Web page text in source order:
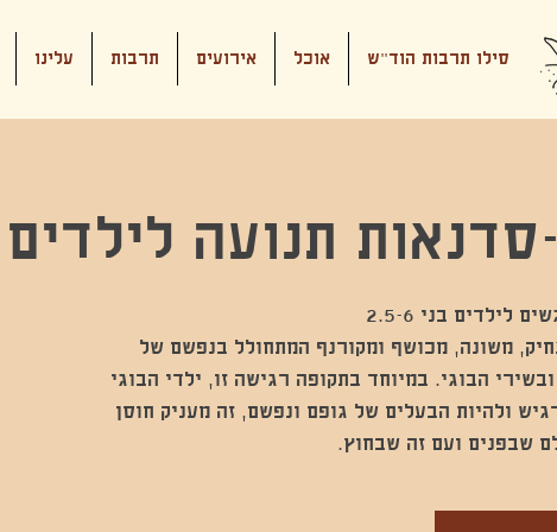
סילו תרבות הוד"ש אוכל אירועים תרבות עלינו
סדנאות תנועה לילדים
משונה, מכושף ומקורנף המתחולל בנפשם של
הבוגי. במיוחד בתקופה רגישה זו, ילדי הבוגי
ולהיות הבעלים של גופם ונפשם, זה מעניק חוסן
שבפנים ועם זה שבחוץ.